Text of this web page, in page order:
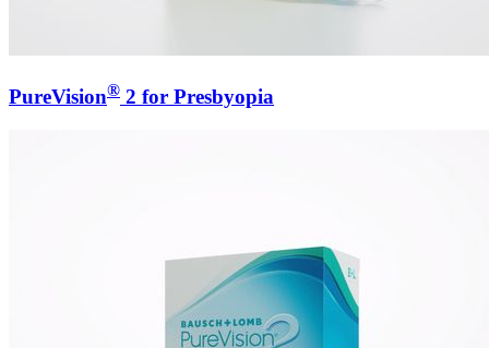
PureVision® 2 for Presbyopia